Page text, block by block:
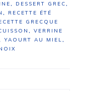
, DESSERT GREC,
, RECETTE ÉTÉ
GRECQUE
, VERRINE
YAOURT AU MIEL,